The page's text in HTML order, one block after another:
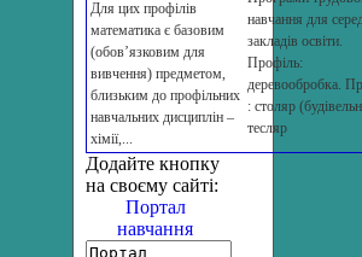
Для цих профілів
математика є базовим
(обов’язковим для
вивчення) предметом,
близьким до профільних
навчальних дисциплін –
хімії,...
навчання для
закладів освіти.
Профіль:
деревообробка.
: столяр
тесляр
Додайте кнопку
на своєму сайті:
Портал
навчання